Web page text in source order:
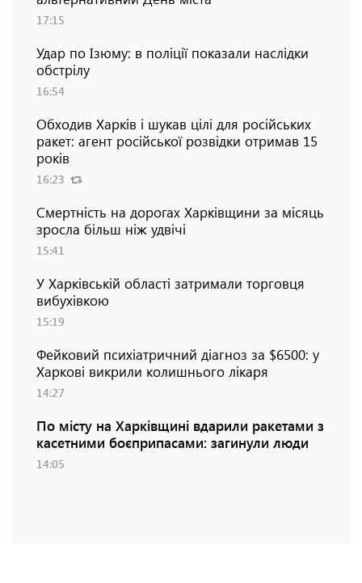
17:15
Удар по Ізюму: в поліції показали наслідки
обстрілу
16:54
Обходив Харків і шукав цілі для російських
ракет: агент російської розвідки отримав 15
років
16:23
Смертність на дорогах Харківщини за місяць
зросла більш ніж удвічі
15:41
У Харківській області затримали торговця
вибухівкою
15:19
Фейковий психіатричний діагноз за $6500: у
Харкові викрили колишнього лікаря
14:27
По місту на Харківщині вдарили ракетами з
касетними боєприпасами: загинули люди
14:05